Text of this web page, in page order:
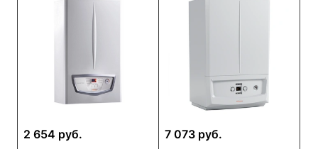
2 654 руб. 7 073 руб.